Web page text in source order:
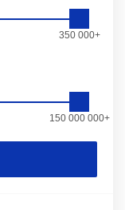
350 000+
150 000 000+